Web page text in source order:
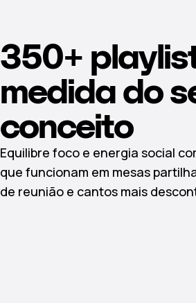
350+
medida do
conceito
Equilibre foco e energia social
que funcionam em mesas
de reunião e cantos mais